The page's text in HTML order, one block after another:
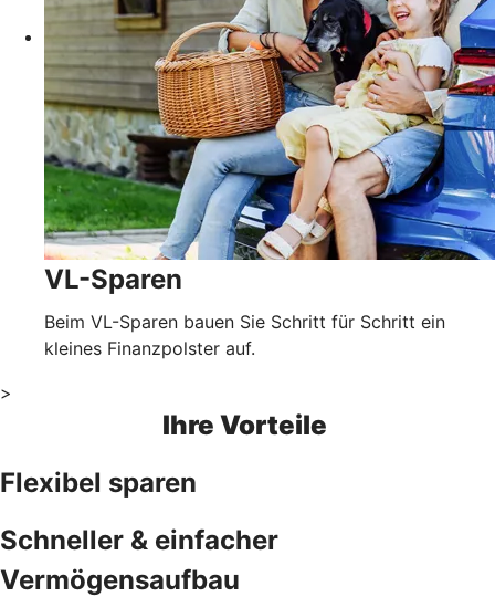
VL-Sparen
Beim VL-Sparen bauen Sie Schritt für Schritt ein
kleines Finanzpolster auf.
>
Ihre Vorteile
Flexibel sparen
Schneller & einfacher
Vermögensaufbau